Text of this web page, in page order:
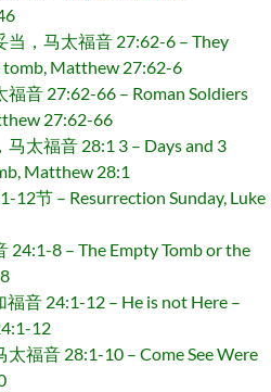
，马太福音 27:62-6 – They
tomb, Matthew 27:62-6
音 27:62-66 – Roman Soldiers
27:62-66
太福音 28:1 3 – Days and 3
Matthew 28:1
12节 – Resurrection Sunday, Luke
24:1-8 – The Empty Tomb or the
音 24:1-12 – He is not Here –
12
福音 28:1-10 – Come See Were